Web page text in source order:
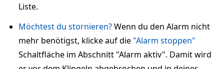
Liste.
Möchtest du stornieren?Wenn du den Alarm nicht
mehr benötigst, klicke auf die "Alarm stoppen"
Schaltfläche im Abschnitt "Alarm aktiv". Damit wird